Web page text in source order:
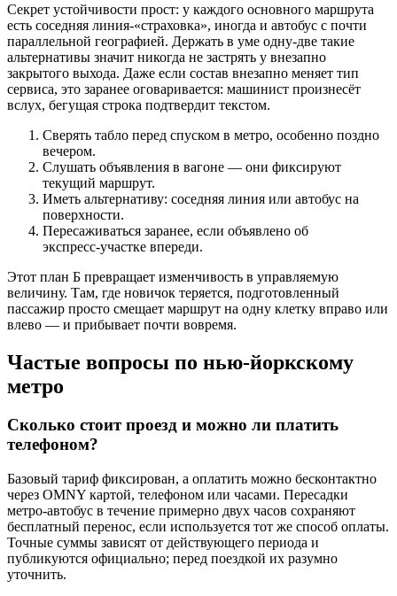
Секрет устойчивости прост: у каждого основного маршрута
есть соседняя линия‑«страховка», иногда и автобус с почти
параллельной географией. Держать в уме одну‑две такие
альтернативы значит никогда не застрять у внезапно
закрытого выхода. Даже если состав внезапно меняет тип
сервиса, это заранее оговаривается: машинист произнесёт
вслух, бегущая строка подтвердит текстом.
Сверять табло перед спуском в метро, особенно поздно
вечером.
Слушать объявления в вагоне — они фиксируют
текущий маршрут.
Иметь альтернативу: соседняя линия или автобус на
поверхности.
Пересаживаться заранее, если объявлено об
экспресс‑участке впереди.
Этот план Б превращает изменчивость в управляемую
величину. Там, где новичок теряется, подготовленный
пассажир просто смещает маршрут на одну клетку вправо или
влево — и прибывает почти вовремя.
Частые вопросы по нью‑йоркскому
метро
Сколько стоит проезд и можно ли платить
телефоном?
Базовый тариф фиксирован, а оплатить можно бесконтактно
через OMNY картой, телефоном или часами. Пересадки
метро‑автобус в течение примерно двух часов сохраняют
бесплатный перенос, если используется тот же способ оплаты.
Точные суммы зависят от действующего периода и
публикуются официально; перед поездкой их разумно
уточнить.